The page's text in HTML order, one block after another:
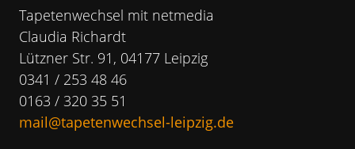
Tapetenwechsel mit netmedia
Claudia Richardt
Lützner Str. 91, 04177 Leipzig
0341 / 253 48 46
0163 / 320 35 51
mail@tapetenwechsel-leipzig.de